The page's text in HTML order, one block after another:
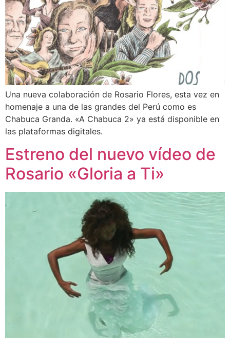
Una nueva colaboración de Rosario Flores, esta vez en
homenaje a una de las grandes del Perú como es
Chabuca Granda. «A Chabuca 2» ya está disponible en
las plataformas digitales.
Estreno del nuevo vídeo de
Rosario «Gloria a Ti»